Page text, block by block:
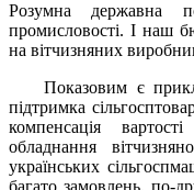
Розумна державна
промисловості. І наш
на вітчизняних
Показовим є
підтримка
компенсація
обладнання
українських